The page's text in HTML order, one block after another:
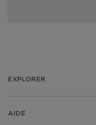
EXPLORER
Bijoux
AIDE